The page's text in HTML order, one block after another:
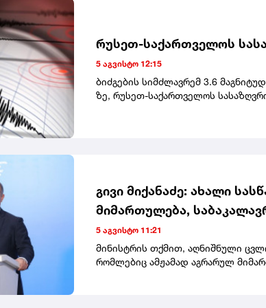
რუსეთ-საქართველოს
5 აგვისტო 12:15
ბიძგების სიმძლავრემ 3.6
ზე, რუსეთ-საქართველოს
გივი მიქანაძე: ახალი
მიმართულება,
საგანმანათლებლო
სოხუმის სახელმწიფო
5 აგვისტო 11:21
მინისტრის თქმით, აღნიშნული
რომლებიც ამჟამად აგრარულ